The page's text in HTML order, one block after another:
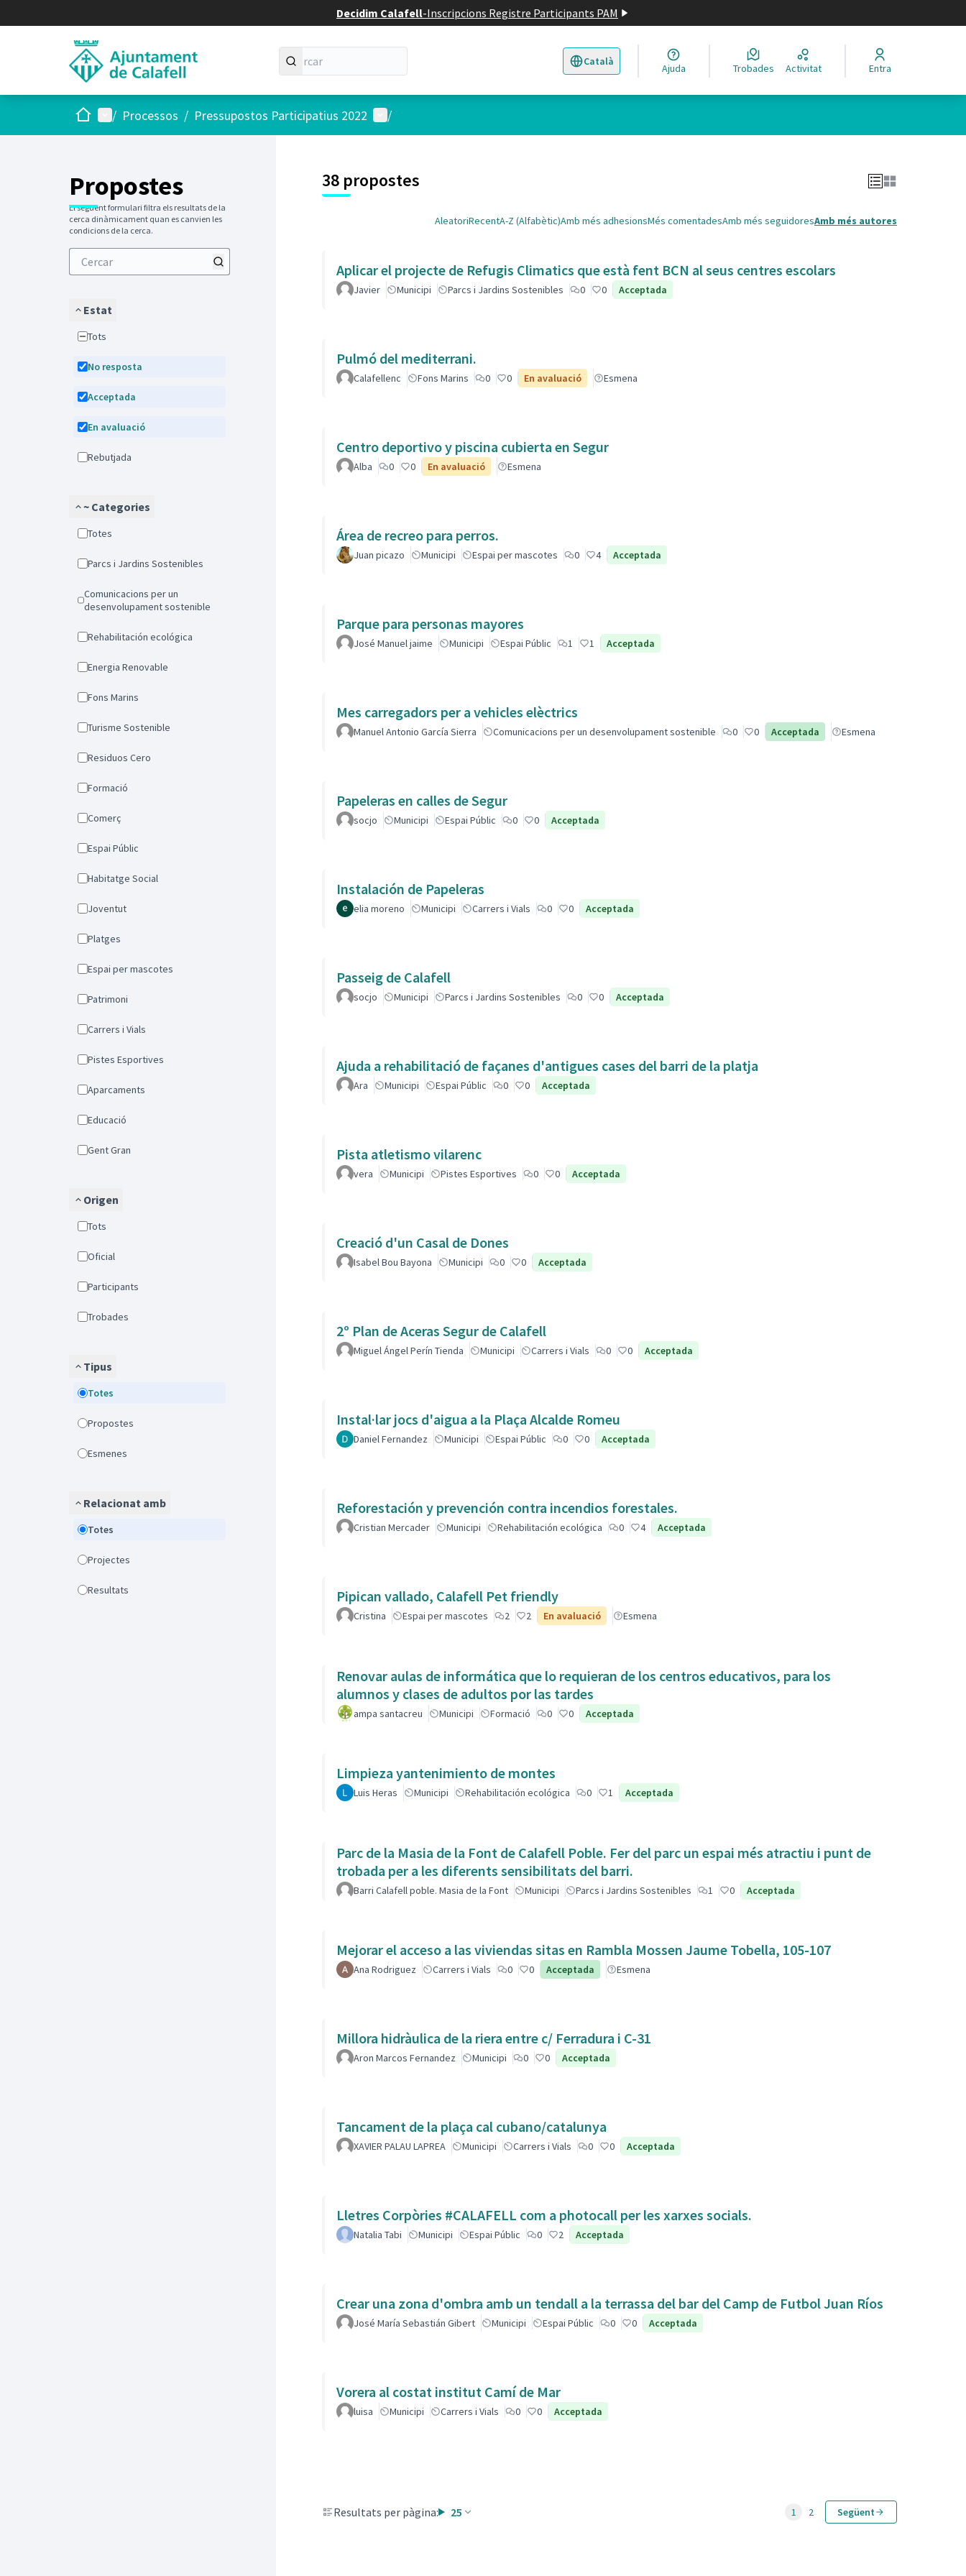
Decidim Calafell-Inscripcions Registre Participants PAM
Català
Triar la llengua Elegir el idioma
Ajuda Trobades Activitat Entra
Inici Menú principal
/ Processos / Pressupostos Participatius 2022 Menú d'usuari
/
Propostes
El següent formulari filtra els resultats de la
cerca dinàmicament quan es canvien les
condicions de la cerca.
Estat
Tots
No resposta
Acceptada
En avaluació
Rebutjada
~ Categories
Totes
Parcs i Jardins Sostenibles
Comunicacions per un
desenvolupament sostenible
Rehabilitación ecológica
Energia Renovable
Fons Marins
Turisme Sostenible
Residuos Cero
Formació
Comerç
Espai Públic
Habitatge Social
Joventut
Platges
Espai per mascotes
Patrimoni
Carrers i Vials
Pistes Esportives
Aparcaments
Educació
Gent Gran
Origen
Tots
Oficial
Participants
Trobades
Tipus
Totes
Propostes
Esmenes
Relacionat amb
Totes
Projectes
Resultats
38 propostes
AleatoriRecentA-Z (Alfabètic)Amb més adhesionsMés comentadesAmb més seguidoresAmb més autores
Aplicar el projecte de Refugis Climatics que està fent BCN al seus centres escolars
Javier Municipi Parcs i Jardins Sostenibles 0 0 Acceptada
Pulmó del mediterrani.
Calafellenc Fons Marins 0 0 En avaluació Esmena
Centro deportivo y piscina cubierta en Segur
Alba 0 0 En avaluació Esmena
Área de recreo para perros.
Juan picazo Municipi Espai per mascotes 0 4 Acceptada
Parque para personas mayores
José Manuel jaime Municipi Espai Públic 1 1 Acceptada
Mes carregadors per a vehicles elèctrics
Manuel Antonio García Sierra Comunicacions per un desenvolupament sostenible 0 0 Acceptada Esmena
Papeleras en calles de Segur
socjo Municipi Espai Públic 0 0 Acceptada
Instalación de Papeleras
elia moreno Municipi Carrers i Vials 0 0 Acceptada
Passeig de Calafell
socjo Municipi Parcs i Jardins Sostenibles 0 0 Acceptada
Ajuda a rehabilitació de façanes d'antigues cases del barri de la platja
Ara Municipi Espai Públic 0 0 Acceptada
Pista atletismo vilarenc
vera Municipi Pistes Esportives 0 0 Acceptada
Creació d'un Casal de Dones
Isabel Bou Bayona Municipi 0 0 Acceptada
2º Plan de Aceras Segur de Calafell
Miguel Ángel Perín Tienda Municipi Carrers i Vials 0 0 Acceptada
Instal·lar jocs d'aigua a la Plaça Alcalde Romeu
Daniel Fernandez Municipi Espai Públic 0 0 Acceptada
Reforestación y prevención contra incendios forestales.
Cristian Mercader Municipi Rehabilitación ecológica 0 4 Acceptada
Pipican vallado, Calafell Pet friendly
Cristina Espai per mascotes 2 2 En avaluació Esmena
Renovar aulas de informática que lo requieran de los centros educativos, para los
alumnos y clases de adultos por las tardes
ampa santacreu Municipi Formació 0 0 Acceptada
Limpieza yantenimiento de montes
Luis Heras Municipi Rehabilitación ecológica 0 1 Acceptada
Parc de la Masia de la Font de Calafell Poble. Fer del parc un espai més atractiu i punt de
trobada per a les diferents sensibilitats del barri.
Barri Calafell poble. Masia de la Font Municipi Parcs i Jardins Sostenibles 1 0 Acceptada
Mejorar el acceso a las viviendas sitas en Rambla Mossen Jaume Tobella, 105-107
Ana Rodriguez Carrers i Vials 0 0 Acceptada Esmena
Millora hidràulica de la riera entre c/ Ferradura i C-31
Aron Marcos Fernandez Municipi 0 0 Acceptada
Tancament de la plaça cal cubano/catalunya
XAVIER PALAU LAPREA Municipi Carrers i Vials 0 0 Acceptada
Lletres Corpòries #CALAFELL com a photocall per les xarxes socials.
Natalia Tabi Municipi Espai Públic 0 2 Acceptada
Crear una zona d'ombra amb un tendall a la terrassa del bar del Camp de Futbol Juan Ríos
José María Sebastián Gibert Municipi Espai Públic 0 0 Acceptada
Vorera al costat institut Camí de Mar
luisa Municipi Carrers i Vials 0 0 Acceptada
Resultats per pàgina: 25 1 2 Següent